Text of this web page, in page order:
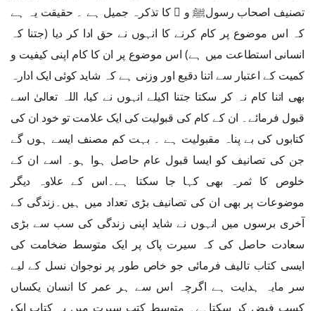
تصنیف اصحاب رسولﷺ و ﷢ کا تذکرہ جمیل ہے ۔ حقیقت یہ ہے
کہ اس موضوع پر کام کرنے کا انہوں نے حق ادا کر دیا (جتنا کہ
انسانی استطاعت میں ہے) اس موضوع پر ان کا کام اپنی کیفیت و
کمیت کے اعتبار سے اتنا دقیع اور وزنی ہے کہ شاید کوئی ایک ادارہ
بھی اتنا کام نہ کر سکتا جتنا اکیلے انہوں نے کیا، اللہ تعالیٰ اسے
قبول فرمائے۔ ان کے کام کی قبولیت کی ایک علامت تو خود ان کی
کتابوں کی بے پناہ مقبولیت ہے ۔ بہت کم مصنف ایسے ہوں گے
جن کی تصانیف کو ایسا قبول عام حاصل ہوا ہو۔ اسے ان کے
خلوص کا ثمرہ بھی کہا جا سکتا ہے۔اس کے علاوہ دیگر
موضوعات پر بھی ان کی تصانیف بڑی تعداد میں ہیں۔زندگی کے
آخری برسوں میں انہوں نے شاید اپنی زندگی کی سب سے بڑی
سعادت حاصل کی کہ سیرت پاک پر ایک متوسط ضخامت کی
ایسی کتاب تالیف فرمائی جو خاص طور پر نوجوان نسل کے لیے
سر مایہ ہدایت ہے اگرچہ اس سے ہر عمر کا انسان یکساں
کسبِ فیض کر سکتاہے۔ متوسط کتب سیرت میں یہ کتاب ایک